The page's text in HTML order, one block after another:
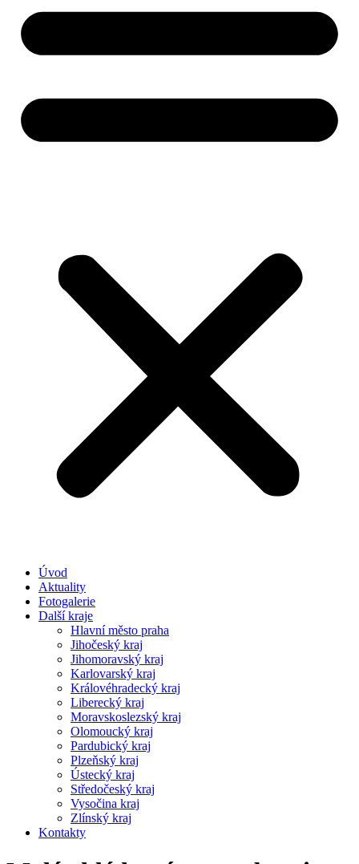
Úvod
Aktuality
Fotogalerie
Další kraje
Hlavní město praha
Jihočeský kraj
Jihomoravský kraj
Karlovarský kraj
Královéhradecký kraj
Liberecký kraj
Moravskoslezský kraj
Olomoucký kraj
Pardubický kraj
Plzeňský kraj
Ústecký kraj
Středočeský kraj
Vysočina kraj
Zlínský kraj
Kontakty